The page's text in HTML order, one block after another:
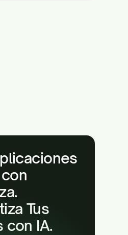
Tus
con IA.